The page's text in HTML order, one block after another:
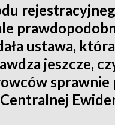
ustawa,
jeszcze,
sprawnie